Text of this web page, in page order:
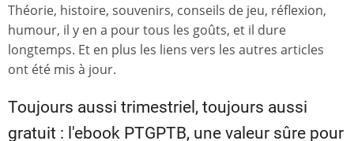
Théorie, histoire, souvenirs, conseils de jeu, réflexion,
humour, il y en a pour tous les goûts, et il dure
longtemps. Et en plus les liens vers les autres articles
ont été mis à jour.
Toujours aussi trimestriel, toujours aussi
gratuit : l'ebook PTGPTB, une valeur sûre pour